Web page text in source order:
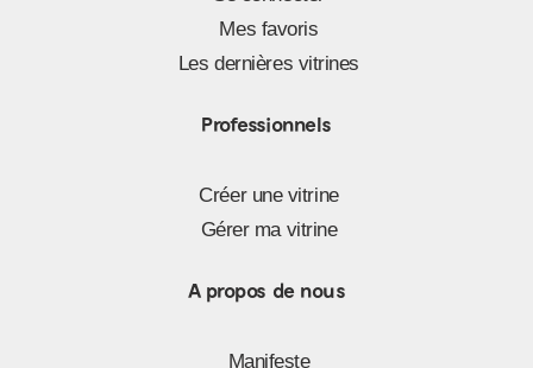
Mes favoris
Les dernières vitrines
Professionnels
Créer une vitrine
Gérer ma vitrine
A propos de nous
Manifeste